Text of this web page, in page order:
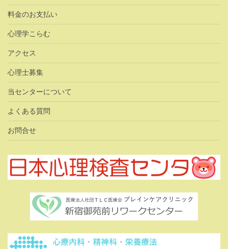
料金のお支払い
心理学こらむ
アクセス
心理士募集
当センターについて
よくある質問
お問合せ